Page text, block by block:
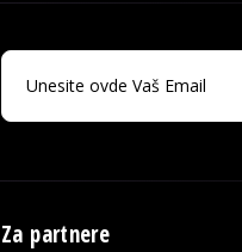
Za partnere